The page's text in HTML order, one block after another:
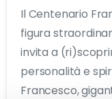
Il Centenario
figura
invita a
personalità e
Francesco,